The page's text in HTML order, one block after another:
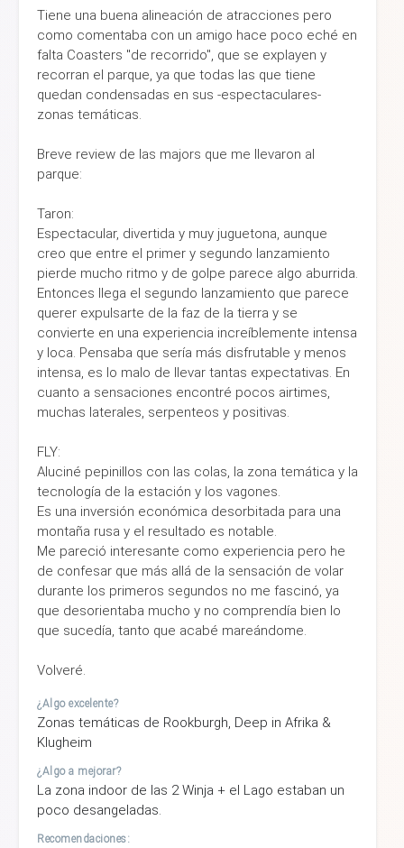
Tiene una buena alineación de atracciones pero
como comentaba con un amigo hace poco eché en
falta Coasters "de recorrido", que se explayen y
recorran el parque, ya que todas las que tiene
quedan condensadas en sus -espectaculares-
zonas temáticas.
Breve review de las majors que me llevaron al
parque:
Taron:
Espectacular, divertida y muy juguetona, aunque
creo que entre el primer y segundo lanzamiento
pierde mucho ritmo y de golpe parece algo aburrida.
Entonces llega el segundo lanzamiento que parece
querer expulsarte de la faz de la tierra y se
convierte en una experiencia increíblemente intensa
y loca. Pensaba que sería más disfrutable y menos
intensa, es lo malo de llevar tantas expectativas. En
cuanto a sensaciones encontré pocos airtimes,
muchas laterales, serpenteos y positivas.
FLY:
Aluciné pepinillos con las colas, la zona temática y la
tecnología de la estación y los vagones.
Es una inversión económica desorbitada para una
montaña rusa y el resultado es notable.
Me pareció interesante como experiencia pero he
de confesar que más allá de la sensación de volar
durante los primeros segundos no me fascinó, ya
que desorientaba mucho y no comprendía bien lo
que sucedía, tanto que acabé mareándome.
Volveré.
¿Algo excelente?
Zonas temáticas de Rookburgh, Deep in Afrika &
Klugheim
¿Algo a mejorar?
La zona indoor de las 2 Winja + el Lago estaban un
poco desangeladas.
Recomendaciones: